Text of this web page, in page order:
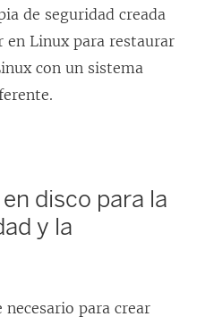
e
de seguridad creada
en Linux para restaurar
con un sistema
disco para la
y la
necesario para crear